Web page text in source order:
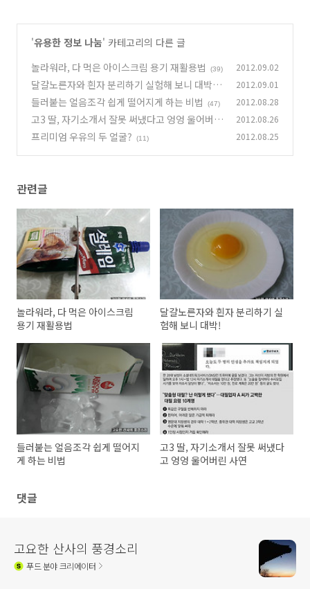
'유용한 정보 나눔' 카테고리의 다른 글
놀라워라, 다 먹은 아이스크림 용기 재활용법
(39) 2012.09.02
달걀노른자와 흰자 분리하기 실험해 보니 대박!
(55)
2012.09.01
들러붙는 얼음조각 쉽게 떨어지게 하는 비법 (47) 2012.08.28
고3 딸, 자기소개서 잘못 써냈다고 엉엉 울어버린
사연
(42)
2012.08.26
프리미엄 우유의 두 얼굴? (11) 2012.08.25
관련글
놀라워라, 다 먹은 아이스크림
용기 재활용법
달걀노른자와 흰자 분리하기 실
험해 보니 대박!
들러붙는 얼음조각 쉽게 떨어지
게 하는 비법
고3 딸, 자기소개서 잘못 써냈다
고 엉엉 울어버린 사연
댓글
고요한 산사의 풍경소리
푸드분야 크리에이터